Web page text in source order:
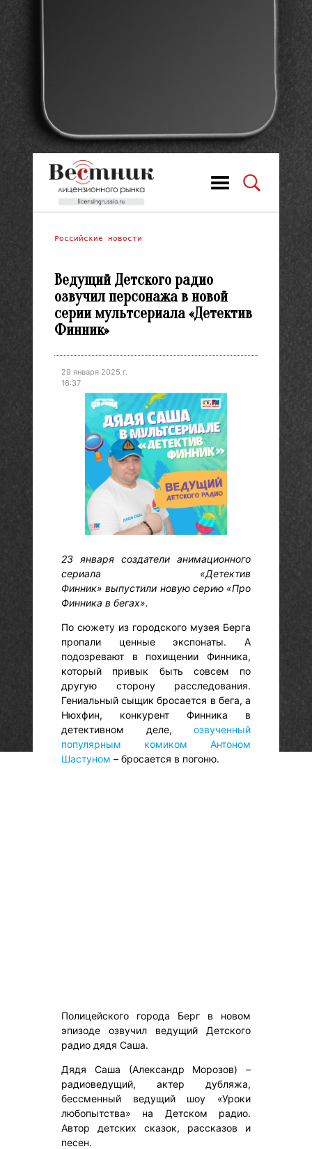
Российские новости
Ведущий Детского радио
озвучил персонажа в новой
серии мультсериала «Детектив
Финник»
29 января 2025 г.
16:37
23 января создатели анимационного
сериала «Детектив
Финник» выпустили новую серию «Про
Финника в бегах».
По сюжету из городского музея Берга
пропали ценные экспонаты. А
подозревают в похищении Финника,
который привык быть совсем по
другую сторону расследования.
Гениальный сыщик бросается в бега, а
Нюхфин, конкурент Финника в
детективном деле, озвученный
популярным комиком Антоном
Шастуном – бросается в погоню.
Полицейского города Берг в новом
эпизоде озвучил ведущий Детского
радио дядя Саша.
Дядя Саша (Александр Морозов) –
радиоведущий, актер дубляжа,
бессменный ведущий шоу «Уроки
любопытства» на Детском радио.
Автор детских сказок, рассказов и
песен.